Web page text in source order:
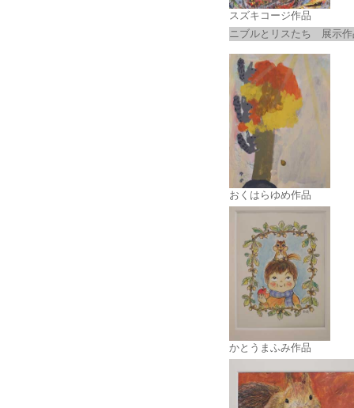
スズキコージ作品
ニブルとリスたち 展示作
おくはらゆめ作品
かとうまふみ作品